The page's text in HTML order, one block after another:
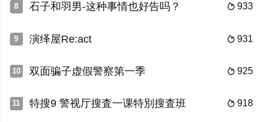
8  933
石子和羽男-这种事情也好告吗？
9  931
演绎屋Re:act
10  925
双面骗子虚假警察第一季
11  918
特搜9 警视厅搜査一课特別搜査班